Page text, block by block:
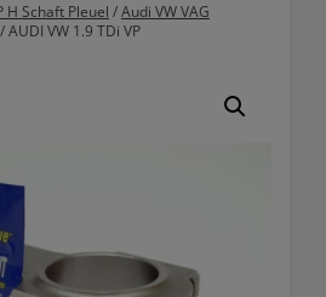
H Schaft Pleuel /Audi VW VAG
/ AUDI VW 1.9 TDi VP